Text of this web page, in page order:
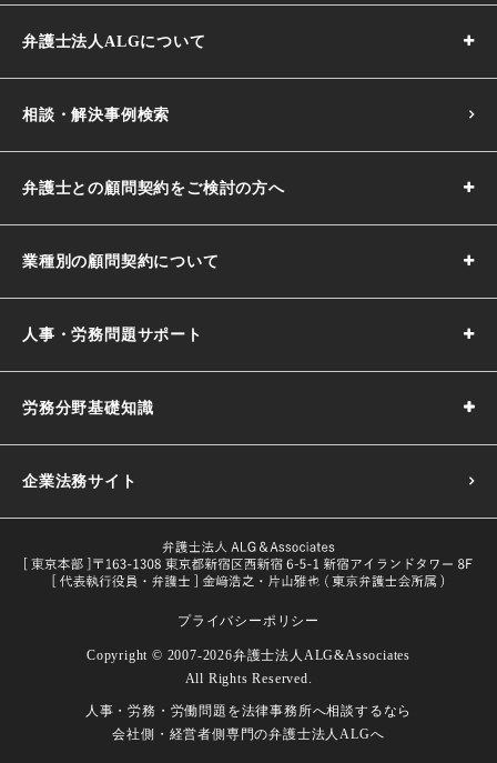
人事・労務・労働問題を法律事務所へ相談するなら
会社側・経営者側専門の弁護士法人ALGへ
弁護士法人ALGについて
相談・解決事例検索
弁護士との顧問契約をご検討の方へ
業種別の顧問契約について
人事・労務問題サポート
労務分野基礎知識
採用基準の決め方｜5つのポイントや注意点などわかりやす
試用期間とは｜解雇や期間の延長、注意点などを解説
労働者とは｜定義や関連する法律などをわかりやすく解説
目的や義務一覧・改正内容をわかり
企業法務サイト
プライバシーポリシー
Copyright © 2007-2026弁護士法人ALG&Associates
All Rights Reserved.